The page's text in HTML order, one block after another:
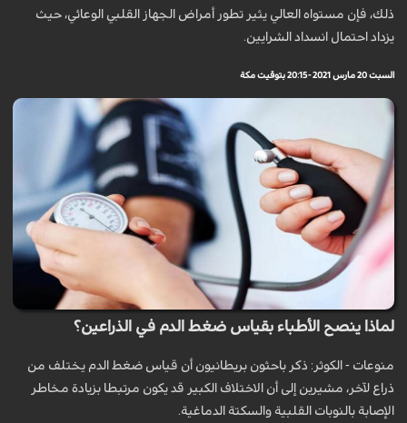
ذلك، فإن مستواه العالي يثير تطور أمراض الجهاز القلبي الوعائي، حيث
يزداد احتمال انسداد الشرايين.
السبت 20 مارس 2021 - 20:15 بتوقيت مكة
لماذا ينصح الأطباء بقياس ضغط الدم في الذراعين؟
منوعات - الكوثر: ذكر باحثون بريطانيون أن قياس ضغط الدم يختلف من
ذراع لآخر، مشيرين إلى أن الاختلاف الكبير قد يكون مرتبطا بزيادة مخاطر
الإصابة بالنوبات القلبية والسكتة الدماغية.